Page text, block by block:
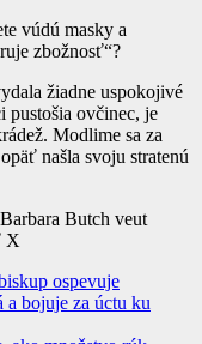
vúdú masky a
zbožnosť“?
žiadne uspokojivé
pustošia ovčinec, je
Modlime sa za
našla svoju stratenú
Butch veut
X
ospevuje
bojuje za úctu ku